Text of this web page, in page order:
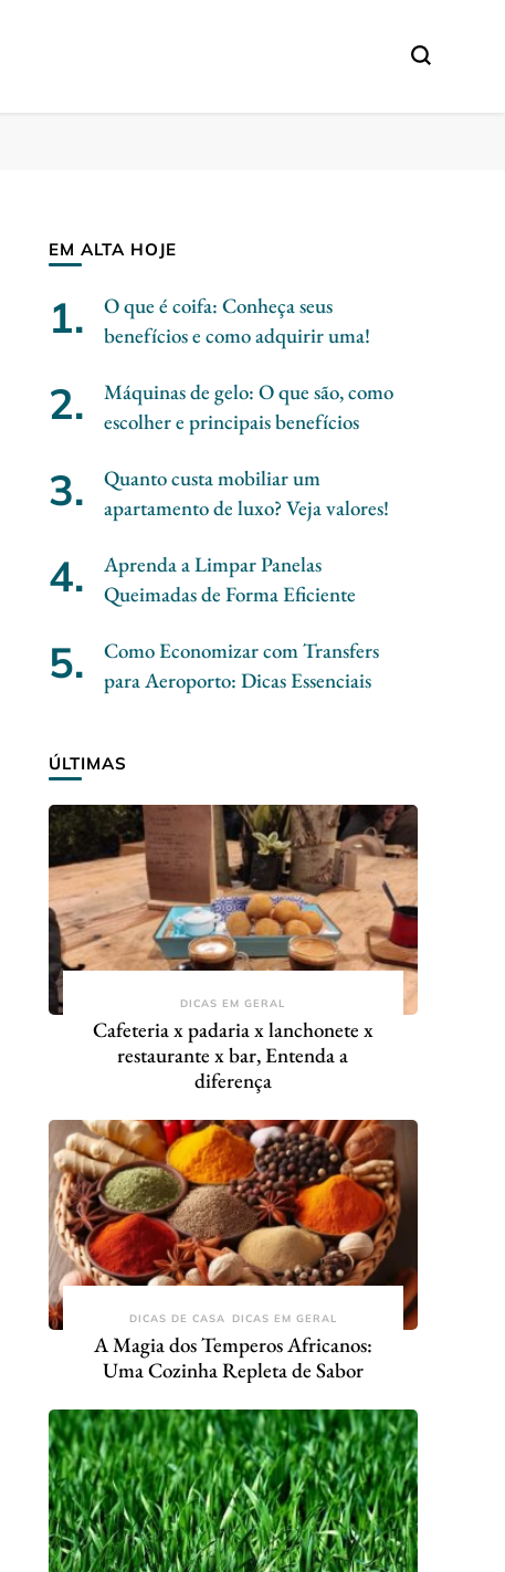
EM ALTA HOJE
O que é coifa: Conheça seus
benefícios e como adquirir uma!
Máquinas de gelo: O que são, como
escolher e principais benefícios
Quanto custa mobiliar um
apartamento de luxo? Veja valores!
Aprenda a Limpar Panelas
Queimadas de Forma Eficiente
Como Economizar com Transfers
para Aeroporto: Dicas Essenciais
ÚLTIMAS
DICAS EM GERAL
Cafeteria x padaria x lanchonete x
restaurante x bar, Entenda a
diferença
DICAS DE CASA DICAS EM GERAL
A Magia dos Temperos Africanos:
Uma Cozinha Repleta de Sabor